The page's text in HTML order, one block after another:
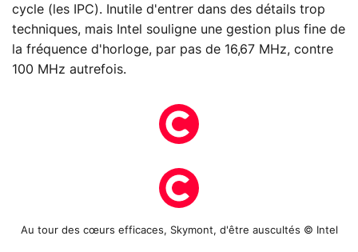
cycle (les IPC). Inutile d'entrer dans des détails trop
techniques, mais Intel souligne une gestion plus fine de
la fréquence d'horloge, par pas de 16,67 MHz, contre
100 MHz autrefois.
Au tour des cœurs efficaces, Skymont, d'être auscultés © Intel